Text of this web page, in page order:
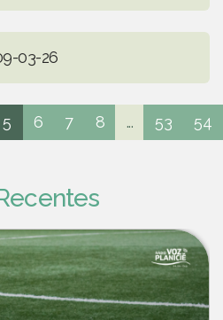
03-26
5 6 7 8 ... 53 54